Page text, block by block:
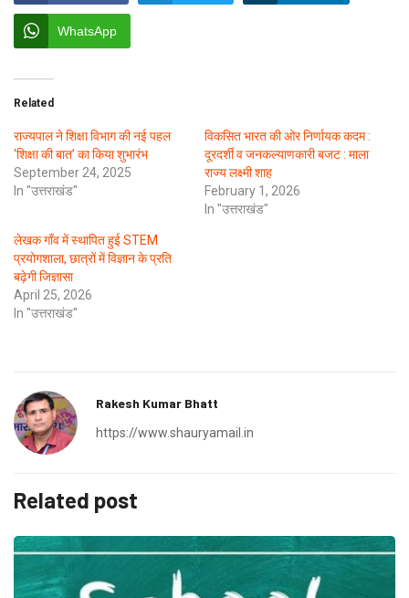
WhatsApp
Related
राज्यपाल ने शिक्षा विभाग की नई पहल
‘शिक्षा की बात’ का किया शुभारंभ
September 24, 2025
In "उत्तराखंड"
विकसित भारत की ओर निर्णायक कदम :
दूरदर्शी व जनकल्याणकारी बजट : माला
राज्य लक्ष्मी शाह
February 1, 2026
In "उत्तराखंड"
लेखक गाँव में स्थापित हुई STEM
प्रयोगशाला, छात्रों में विज्ञान के प्रति
बढ़ेगी जिज्ञासा
April 25, 2026
In "उत्तराखंड"
Rakesh Kumar Bhatt
https://www.shauryamail.in
Related post